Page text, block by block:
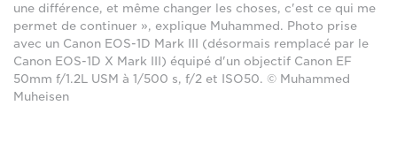
une différence, et même changer les choses, c'est ce qui me
permet de continuer », explique Muhammed. Photo prise
avec un Canon EOS-1D Mark III (désormais remplacé par le
Canon EOS-1D X Mark III) équipé d'un objectif Canon EF
50mm f/1.2L USM à 1/500 s, f/2 et ISO50. © Muhammed
Muheisen